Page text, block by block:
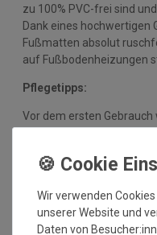
zu 100% PVC-frei sind
Dank eines hochwertigen
Fußmatten absolut
auf Fußbodenheizungen
Pflegetipps:
Vor dem ersten
den Trockner oder flach
transportbedingte Falten
Pflegen Sie so Ihre
Wir verwenden
unserer Website und
Daten von